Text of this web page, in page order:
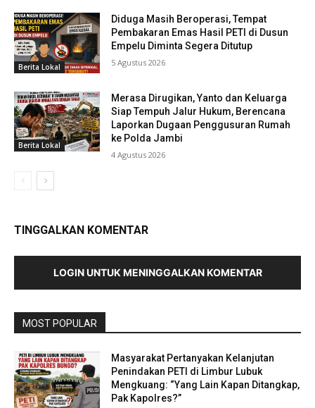
Berita Lokal
Diduga Masih Beroperasi, Tempat
Pembakaran Emas Hasil PETI di Dusun
Empelu Diminta Segera Ditutup
5 Agustus 2026
Berita Lokal
Merasa Dirugikan, Yanto dan Keluarga
Siap Tempuh Jalur Hukum, Berencana
Laporkan Dugaan Penggusuran Rumah
ke Polda Jambi
4 Agustus 2026
TINGGALKAN KOMENTAR
LOGIN UNTUK MENINGGALKAN KOMENTAR
MOST POPULAR
Masyarakat Pertanyakan Kelanjutan
Penindakan PETI di Limbur Lubuk
Mengkuang: “Yang Lain Kapan Ditangkap,
Pak Kapolres?”